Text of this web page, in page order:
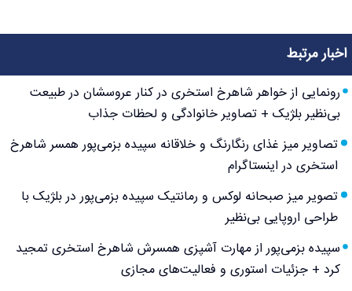
اخبار مرتبط
رونمایی از خواهر شاهرخ استخری در کنار عروسشان در طبیعت
بی‌نظیر بلژیک + تصاویر خانوادگی و لحظات جذاب
تصاویر میز غذای رنگارنگ و خلاقانه سپیده بزمی‌پور همسر شاهرخ
استخری در اینستاگرام
تصویر میز صبحانه لوکس و رمانتیک سپیده بزمی‌پور در بلژیک با
طراحی اروپایی بی‌نظیر
سپیده بزمی‌پور از مهارت آشپزی همسرش شاهرخ استخری تمجید
کرد + جزئیات استوری و فعالیت‌های مجازی